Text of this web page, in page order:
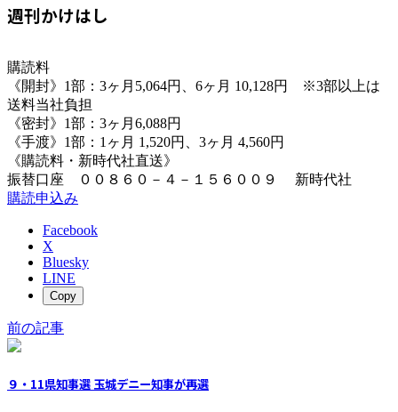
週刊かけはし
購読料
《開封》1部：3ヶ月5,064円、6ヶ月 10,128円 ※3部以上は
送料当社負担
《密封》1部：3ヶ月6,088円
《手渡》1部：1ヶ月 1,520円、3ヶ月 4,560円
《購読料・新時代社直送》
振替口座 ００８６０－４－１５６００９ 新時代社
購読申込み
Facebook
X
Bluesky
LINE
Copy
前の記事
９・11県知事選 玉城デニー知事が再選